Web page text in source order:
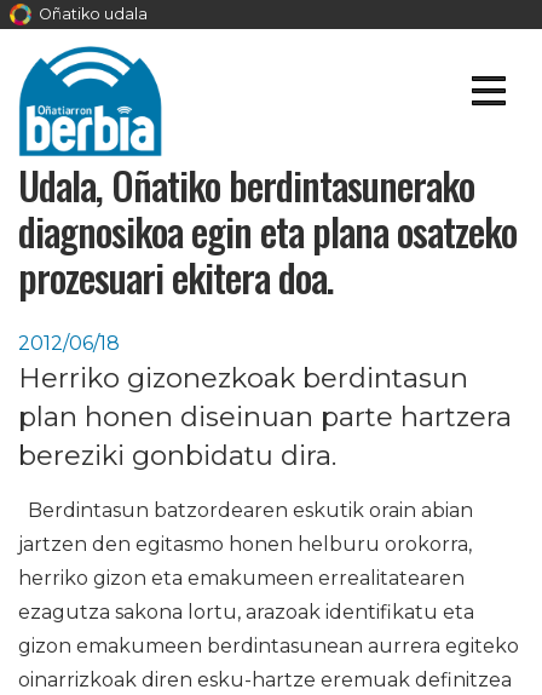
Oñatiko udala
Udala, Oñatiko berdintasunerako
diagnosikoa egin eta plana osatzeko
prozesuari ekitera doa.
2012/06/18
Herriko gizonezkoak berdintasun
plan honen diseinuan parte hartzera
bereziki gonbidatu dira.
Berdintasun batzordearen eskutik orain abian
jartzen den egitasmo honen helburu orokorra,
herriko gizon eta emakumeen errealitatearen
ezagutza sakona lortu, arazoak identifikatu eta
gizon emakumeen berdintasunean aurrera egiteko
oinarrizkoak diren esku-hartze eremuak definitzea